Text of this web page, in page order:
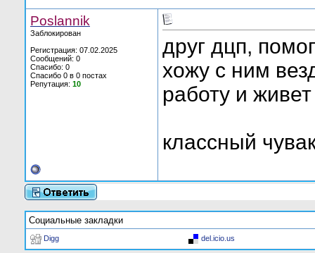
Poslannik
Заблокирован
Регистрация: 07.02.2025
Сообщений: 0
Спасибо: 0
Спасибо 0 в 0 постах
Репутация: 10
друг дцп,
хожу с ним
работу и
классный
Социальные закладки
Digg del.icio.us